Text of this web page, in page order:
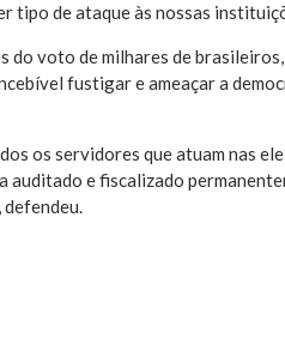
de ataque às nossas
do voto de milhares de
fustigar e ameaçar a
os servidores que atuam nas
auditado e fiscalizado
defendeu.